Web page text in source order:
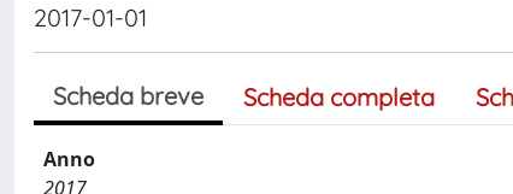
2017-01-01
Scheda breve Scheda completa
Anno
2017